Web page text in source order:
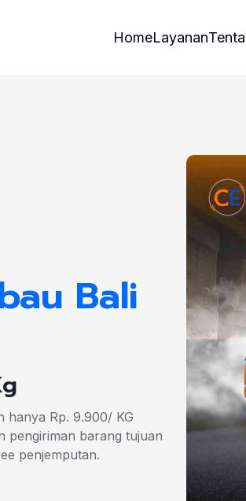
HomeLayanan
Bali
hanya Rp. 9.900/ KG
pengiriman barang tujuan
penjemputan.